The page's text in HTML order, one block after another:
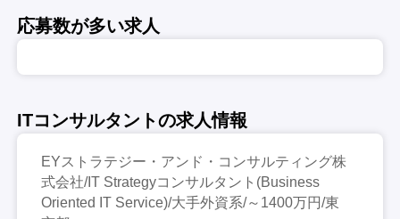
応募数が多い求人
ITコンサルタントの求人情報
EYストラテジー・アンド・コンサルティング株
式会社/IT Strategyコンサルタント(Business
Oriented IT Service)/大手外資系/～1400万円/東